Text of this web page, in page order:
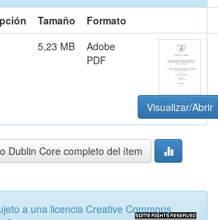
Tamaño
Formato
5,23 MB
Adobe
PDF
Visualizar/Abrir
Dublin Core completo del ítem
a una licencia Creative Commons